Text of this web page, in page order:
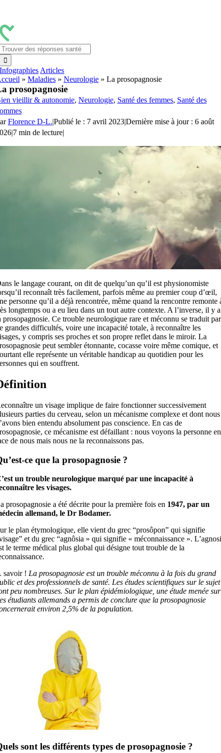
contenu
Infographies Articles
» Maladies» Neurologie» La prosopagnosie
prosopagnosie
vieillir & autonomie, Neurologie, Santé des femmes, Santé des
Florence D-L.|Publié le : 7 avril 2023|Dernière mise à jour : 6 août
|7 min de lecture|
le langage courant, on dit de quelqu’un qu’il est physionomiste
reconnaît très facilement, parfois même au premier coup d’œil,
personne qu’il a déjà rencontrée, même quand la rencontre remonte
longtemps ou a eu lieu dans un tout autre contexte. A l’inverse, il y a
prosopagnosie. Ce trouble neurologique rare et méconnu se traduit par
grandes difficultés, voire une incapacité totale, à reconnaître les
y compris ses proches et son propre reflet dans le miroir. La
peut sembler étonnante, cocasse voire même comique, et
elle représente un véritable handicap au quotidien pour les
qui en souffrent.
un visage implique de faire fonctionner successivement
parties du cerveau, selon un mécanisme complexe et dont nous
bien entendu absolument pas conscience. En cas de
ce mécanisme est défaillant : nous voyons la personne en
de nous mais nous ne la reconnaissons pas.
ce que la prosopagnosie ?
un trouble neurologique marqué par une incapacité à
les visages.
prosopagnosie a été décrite pour la première fois en 1947, par un
allemand, le Dr Bodamer.
le plan étymologique, elle vient du grec “prosôpon” qui signifie
et du grec “agnôsia » qui signifie « méconnaissance ».
le terme médical plus global qui désigne tout trouble de la
savoir ! La prosopagnosie est un trouble méconnu à la fois du grand
et des professionnels de santé. Les études scientifiques sur le sujet
peu nombreuses. Sur le plan épidémiologique, une étude menée sur
étudiants allemands a permis de conclure que la prosopagnosie
environ 2,5% de la population.
sont les différents types de prosopagnosie ?